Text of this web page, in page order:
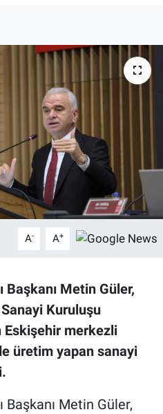
A- A+
Başkanı Metin Güler,
Kuruluşu
Eskişehir merkezli
üretim yapan sanayi
Başkanı Metin Güler,